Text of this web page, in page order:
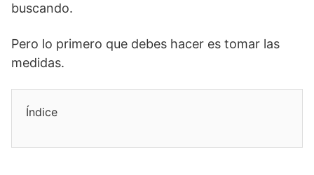
buscando.
Pero lo primero que debes hacer es tomar las
medidas.
Índice